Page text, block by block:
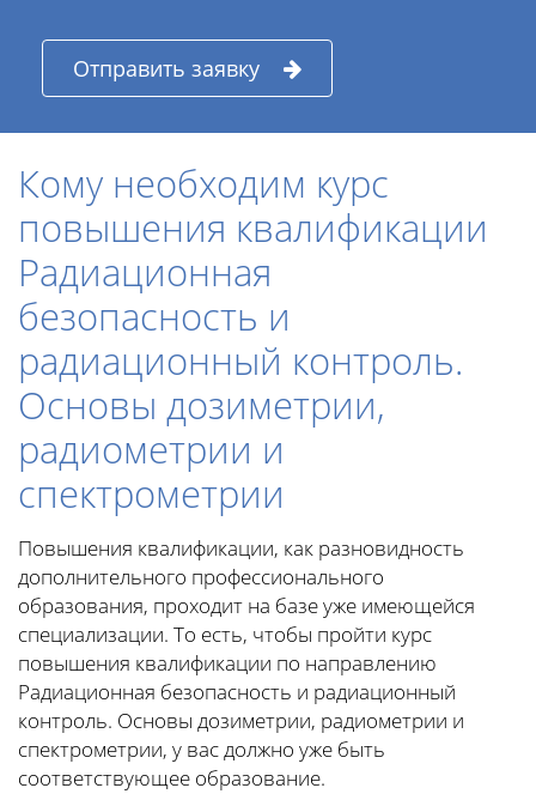
Отправить заявку
Кому необходим курс
повышения квалификации
Радиационная
безопасность и
радиационный контроль.
Основы дозиметрии,
радиометрии и
спектрометрии
Повышения квалификации, как разновидность
дополнительного профессионального
образования, проходит на базе уже имеющейся
специализации. То есть, чтобы пройти курс
повышения квалификации по направлению
Радиационная безопасность и радиационный
контроль. Основы дозиметрии, радиометрии и
спектрометрии, у вас должно уже быть
соответствующее образование.